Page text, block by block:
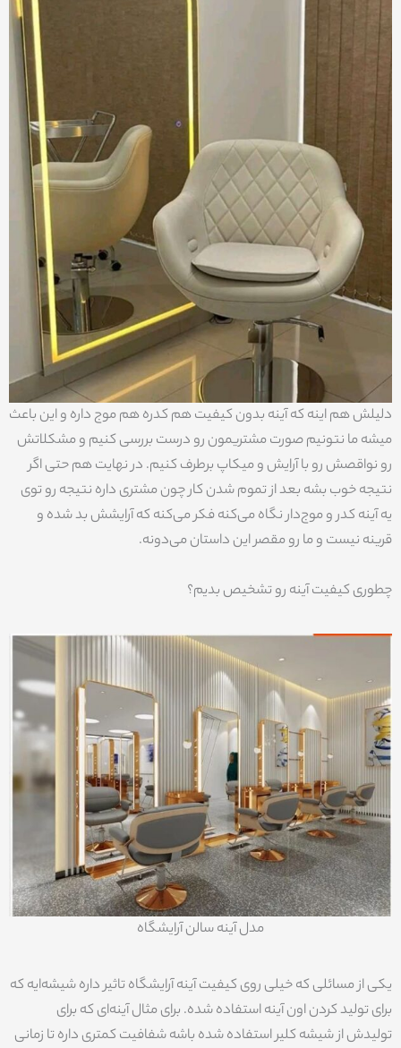
دلیلش هم اینه که آینه بدون کیفیت هم کدره هم موج داره و این باعث
میشه ما نتونیم صورت مشتریمون رو درست بررسی کنیم و مشکلاتش
رو نواقصش رو با آرایش و میکاپ برطرف کنیم. در نهایت هم حتی اگر
نتیجه خوب بشه بعد از تموم شدن کار چون مشتری داره نتیجه رو توی
یه آینه کدر و موج‌دار نگاه می‌کنه فکر می‌کنه که آرایشش بد شده و
قرینه نیست و ما رو مقصر این داستان می‌دونه.
چطوری کیفیت آینه رو تشخیص بدیم؟
مدل آینه سالن آرایشگاه
یکی از مسائلی که خیلی روی کیفیت آینه آرایشگاه تاثیر داره شیشه‌ایه که
برای تولید کردن اون آینه استفاده شده. برای مثال آینه‌ای که برای
تولیدش از شیشه کلیر استفاده شده باشه شفافیت کمتری داره تا زمانی